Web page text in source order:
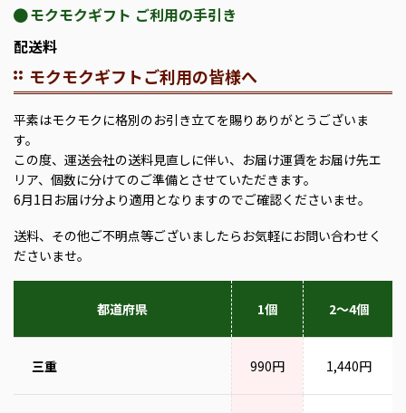
モクモクギフト ご利用の手引き
配送料
モクモクギフトご利用の皆様へ
平素はモクモクに格別のお引き立てを賜りありがとうございま
す。
この度、運送会社の送料見直しに伴い、お届け運賃をお届け先エ
リア、個数に分けてのご準備とさせていただきます。
6月1日お届け分より適用となりますのでご確認くださいませ。
送料、その他ご不明点等ございましたらお気軽にお問い合わせく
ださいませ。
都道府県 1個 2～4個
三重 990円 1,440円